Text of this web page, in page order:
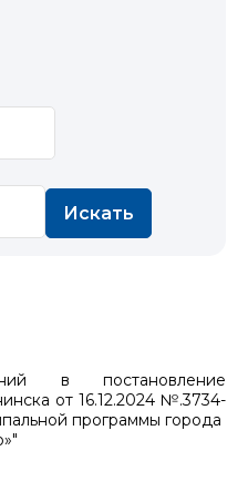
Искать
в постановление
от 16.12.2024 №.3734-
программы города